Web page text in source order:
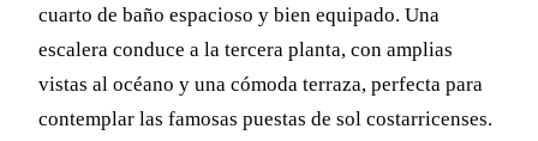
cuarto de baño espacioso y bien equipado. Una
escalera conduce a la tercera planta, con amplias
vistas al océano y una cómoda terraza, perfecta para
contemplar las famosas puestas de sol costarricenses.